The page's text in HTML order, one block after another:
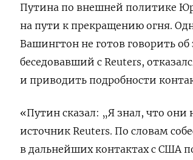
Путина по внешней политике
на пути к прекращению огня.
Вашингтон не готов говорить
беседовавший с Reuters,
и приводить подробности
«Путин сказал: „Я знал, что
источник Reuters. По словам
в дальнейших контактах с США